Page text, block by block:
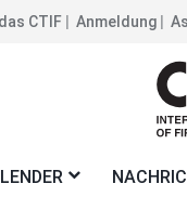
CTIF Anmeldung